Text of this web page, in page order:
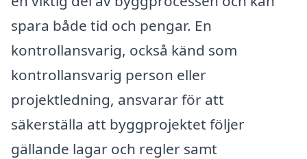
spara både tid och pengar. En
kontrollansvarig, också känd som
kontrollansvarig person eller
projektledning, ansvarar för att
säkerställa att byggprojektet följer
gällande lagar och regler samt